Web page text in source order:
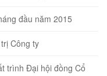
đầu năm 2015
Công ty
trình Đại hội đồng Cổ